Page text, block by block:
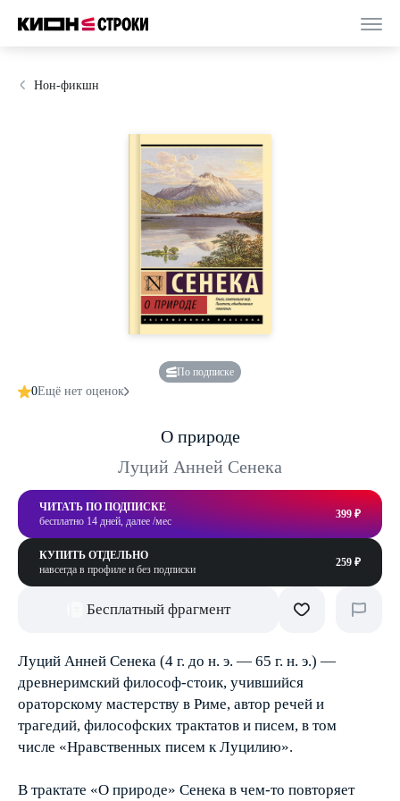
Нон-фикшн
По подписке
0Ещё нет оценок
О природе
Луций Анней Сенека
ЧИТАТЬ ПО ПОДПИСКЕ
бесплатно 14 дней, далее /мес
399 ₽
КУПИТЬ ОТДЕЛЬНО
навсегда в профиле и без подписки
259 ₽
Бесплатный фрагмент
Луций Анней Сенека (4 г. до н. э. — 65 г. н. э.) —
древнеримский философ-стоик, учившийся
ораторскому мастерству в Риме, автор речей и
трагедий, философских трактатов и писем, в том
числе «Нравственных писем к Луцилию».
В трактате «О природе» Сенека в чем-то повторяет